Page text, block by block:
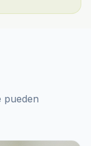
pueden